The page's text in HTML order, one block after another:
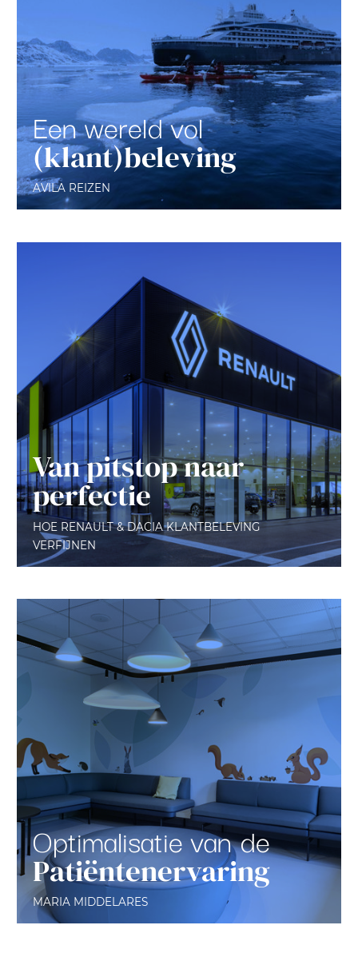
Een wereld vol
(klant)beleving
AVILA REIZEN
Van pitstop naar
perfectie
HOE RENAULT & DACIA KLANTBELEVING
VERFIJNEN
Optimalisatie van de
Patiëntenervaring
MARIA MIDDELARES